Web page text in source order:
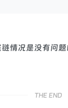
情况是没有问
THE END